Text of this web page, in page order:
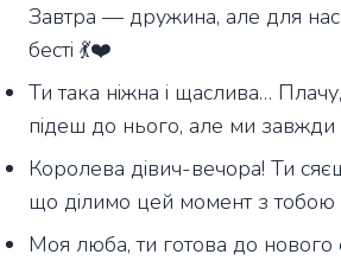
Завтра — дружина, але для
бесті 💃❤️
Ти така ніжна і щаслива…
підеш до нього, але ми завжди
Королева дівич-вечора! Ти
що ділимо цей момент з тобою
Моя люба, ти готова до нового